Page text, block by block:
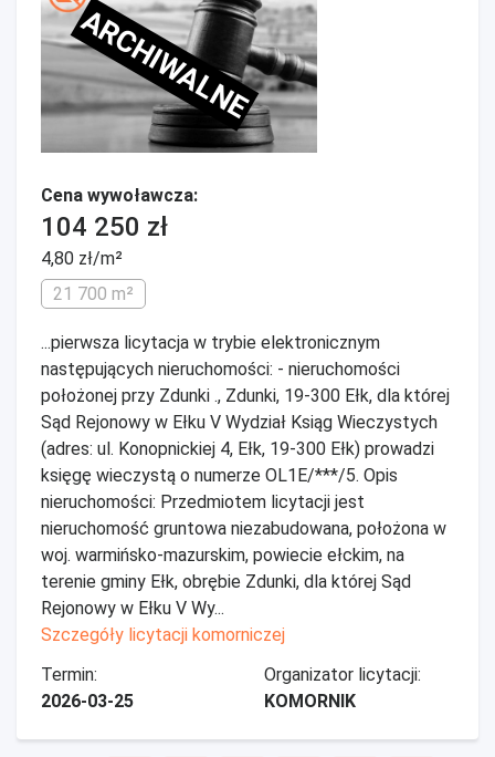
ARCHIWALNE
Cena wywoławcza:
104 250 zł
4,80 zł/m²
21 700 m²
...pierwsza licytacja w trybie elektronicznym
następujących nieruchomości: - nieruchomości
położonej przy Zdunki ., Zdunki, 19-300 Ełk, dla której
Sąd Rejonowy w Ełku V Wydział Ksiąg Wieczystych
(adres: ul. Konopnickiej 4, Ełk, 19-300 Ełk) prowadzi
księgę wieczystą o numerze OL1E/***/5. Opis
nieruchomości: Przedmiotem licytacji jest
nieruchomość gruntowa niezabudowana, położona w
woj. warmińsko-mazurskim, powiecie ełckim, na
terenie gminy Ełk, obrębie Zdunki, dla której Sąd
Rejonowy w Ełku V Wy...
Szczegóły licytacji komorniczej
Termin:
2026-03-25
Organizator licytacji:
KOMORNIK